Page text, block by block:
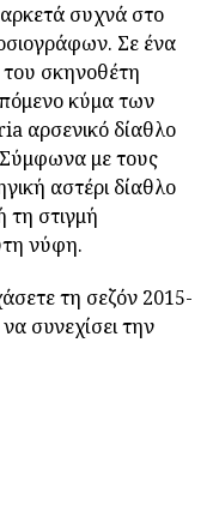
συχνά στο
Σε ένα
σκηνοθέτη
κύμα των
αρσενικό δίαθλο
με τους
αστέρι δίαθλο
τη στιγμή
νύφη.
τη σεζόν 2015-
συνεχίσει την